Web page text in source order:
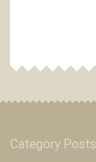
Category Posts